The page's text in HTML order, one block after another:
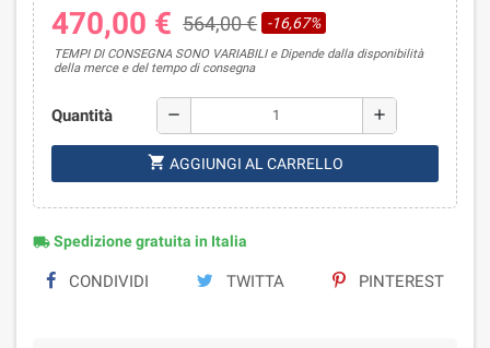
470,00 € 564,00 € -16,67%
TEMPI DI CONSEGNA SONO VARIABILI e Dipende dalla disponibilità
della merce e del tempo di consegna
Quantità remove add
shopping_cart AGGIUNGI AL CARRELLO
local_shippingSpedizione gratuita in Italia
CONDIVIDI TWITTA PINTEREST